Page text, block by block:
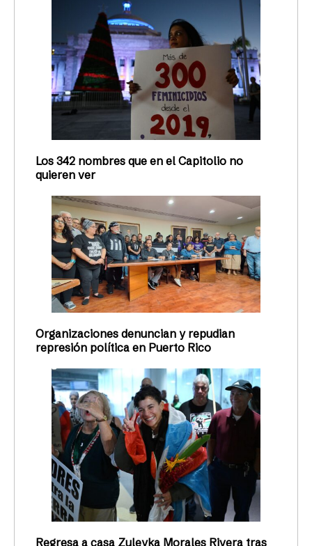
Los 342 nombres que en el Capitolio no
quieren ver
Organizaciones denuncian y repudian
represión política en Puerto Rico
Regresa a casa Zuleyka Morales Rivera tras